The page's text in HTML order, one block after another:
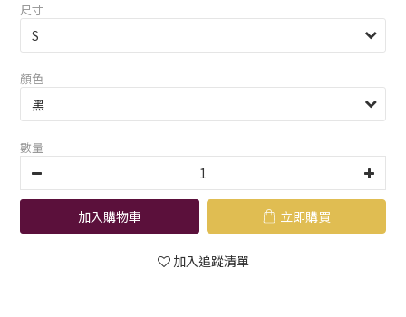
尺寸
顏色
數量
加入購物車 立即購買
加入追蹤清單